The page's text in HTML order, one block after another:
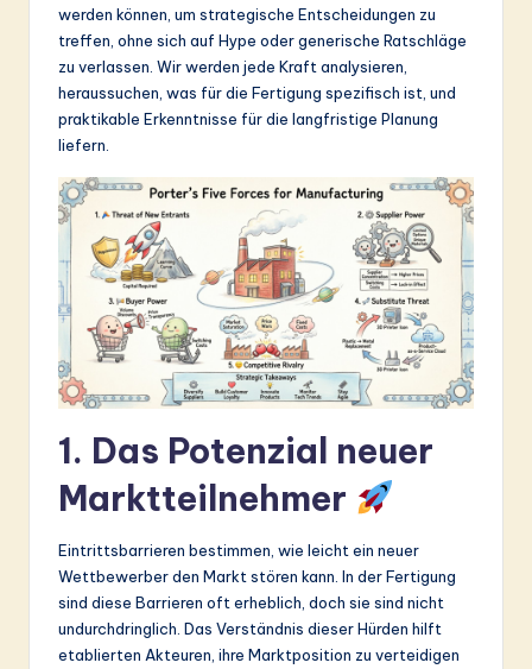
ft
w
In
o
ti
werden können, um strategische Entscheidungen zu
treffen, ohne sich auf Hype oder generische Ratschläge
zu verlassen. Wir werden jede Kraft analysieren,
heraussuchen, was für die Fertigung spezifisch ist, und
praktikable Erkenntnisse für die langfristige Planung
liefern.
1. Das Potenzial neuer
Marktteilnehmer
Eintrittsbarrieren bestimmen, wie leicht ein neuer
Wettbewerber den Markt stören kann. In der Fertigung
sind diese Barrieren oft erheblich, doch sie sind nicht
undurchdringlich. Das Verständnis dieser Hürden hilft
etablierten Akteuren, ihre Marktposition zu verteidigen